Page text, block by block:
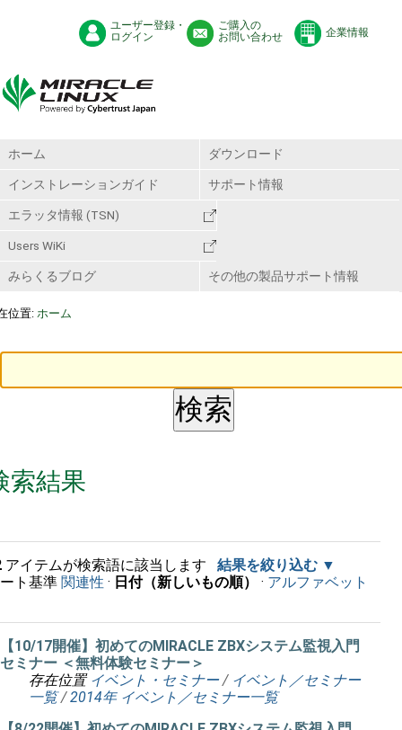
ユーザー登録・
ログイン
ご購入の
お問い合わせ
企業情報
ホーム ダウンロード
インストレーションガイド サポート情報
エラッタ情報 (TSN)
Users WiKi
みらくるブログ その他の製品サポート情報
位置: ホーム
索結果
アイテムが検索語に該当します
結果を絞り込む
ト基準 関連性 · 日付（新しいもの順） · アルファベット
【10/17開催】初めてのMIRACLE ZBXシステム監視入門
セミナー ＜無料体験セミナー＞
存在位置 イベント・セミナー / イベント／セミナー
一覧 /2014年 イベント／セミナー一覧